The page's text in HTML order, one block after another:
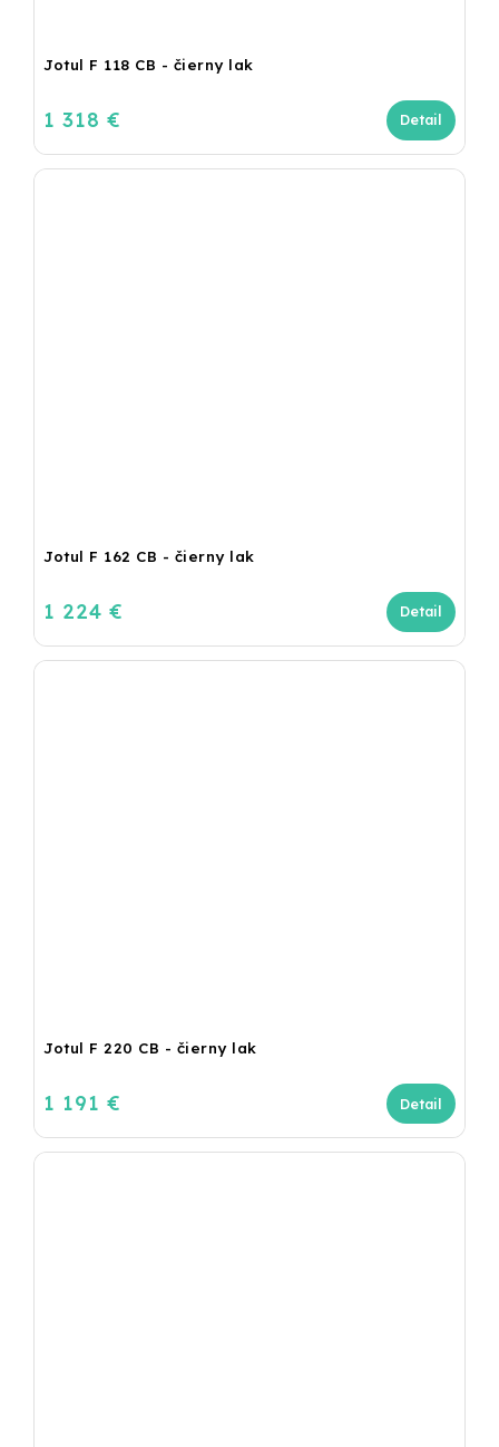
Jotul F 118 CB - čierny lak
1 318 € Detail
Jotul F 162 CB - čierny lak
1 224 € Detail
Jotul F 220 CB - čierny lak
1 191 € Detail